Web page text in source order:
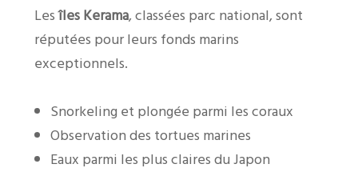
Lesîles Kerama, classées parc national, sont
réputées pour leurs fonds marins
exceptionnels.
Snorkeling et plongée parmi les coraux
Observation des tortues marines
Eaux parmi les plus claires du Japon